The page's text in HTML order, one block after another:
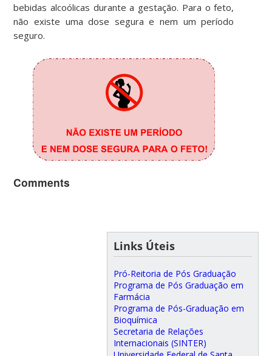
bebidas alcoólicas durante a gestação. Para o feto,
não existe uma dose segura e nem um período
seguro.
Comments
Links Úteis
Pró-Reitoria de Pós Graduação
Programa de Pós Graduação em
Farmácia
Programa de Pós-Graduação em
Bioquímica
Secretaria de Relações
Internacionais (SINTER)